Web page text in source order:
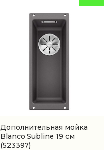
Дополнительная мойка
Blanco Subline 19 см
(523397)